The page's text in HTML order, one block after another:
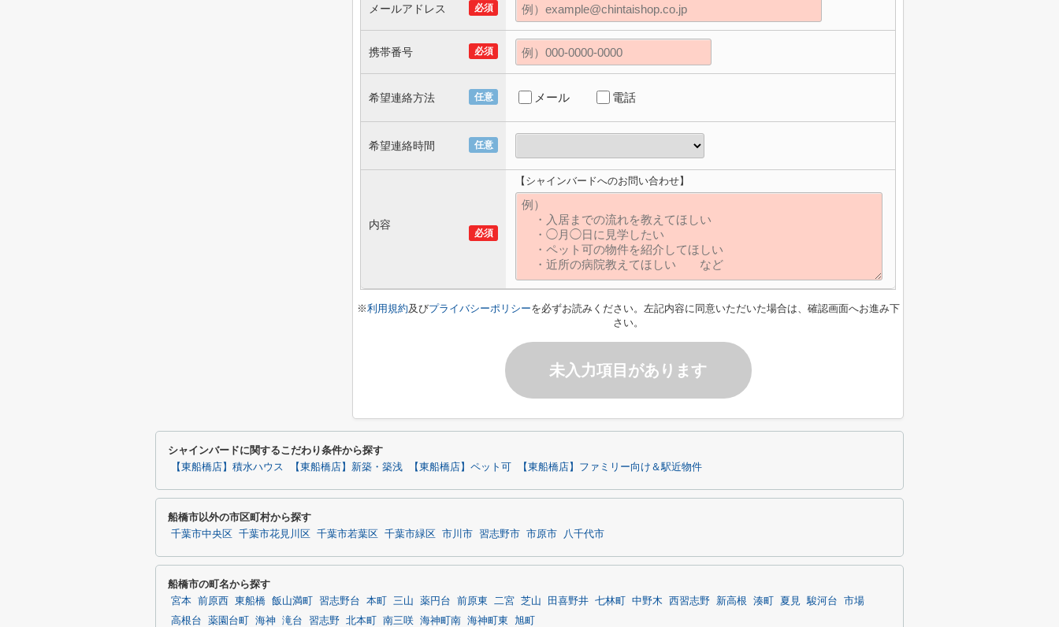
必須
メールアドレス
必須
携帯番号
任意
希望連絡方法 メール 電話
任意
希望連絡時間
必須
内容
【シャインバードへのお問い合わせ】
※利用規約及びプライバシーポリシーを必ずお読みください。左記内容に同意いただいた場合は、確認画面へお進み下
さい。
未入力項目があります
シャインバードに関するこだわり条件から探す
【東船橋店】積水ハウス 【東船橋店】新築・築浅 【東船橋店】ペット可 【東船橋店】ファミリー向け＆駅近物件
船橋市以外の市区町村から探す
千葉市中央区 千葉市花見川区 千葉市若葉区 千葉市緑区 市川市 習志野市 市原市 八千代市
船橋市の町名から探す
宮本 前原西 東船橋 飯山満町 習志野台 本町 三山 薬円台 前原東 二宮 芝山 田喜野井 七林町 中野木 西習志野 新高根 湊町 夏見 駿河台
市場
高根台
薬園台町 海神 滝台 習志野 北本町 南三咲 海神町南 海神町東 旭町